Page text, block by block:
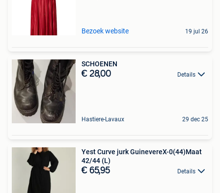
Bezoek website 19 jul 26
SCHOENEN
€ 28,00 Details
Hastiere-Lavaux 29 dec 25
Yest Curve jurk GuinevereX-0(44)Maat
42/44 (L)
€ 65,95 Details